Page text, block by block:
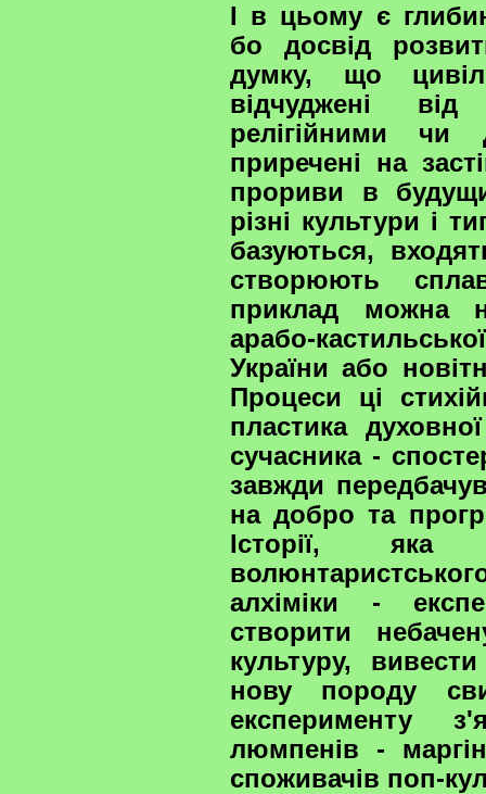
І в цьому є
бо досвід
думку, що
відчуджені від
релігійними чи
приречені на
прориви в
різні культури і
базуються,
створюють
приклад можна
арабо-
України або
Процеси ці
пластика
сучасника -
завжди
на добро та
Історії,
алхіміки -
створити
культуру,
нову породу
експерименту
люмпенів -
споживачів поп-